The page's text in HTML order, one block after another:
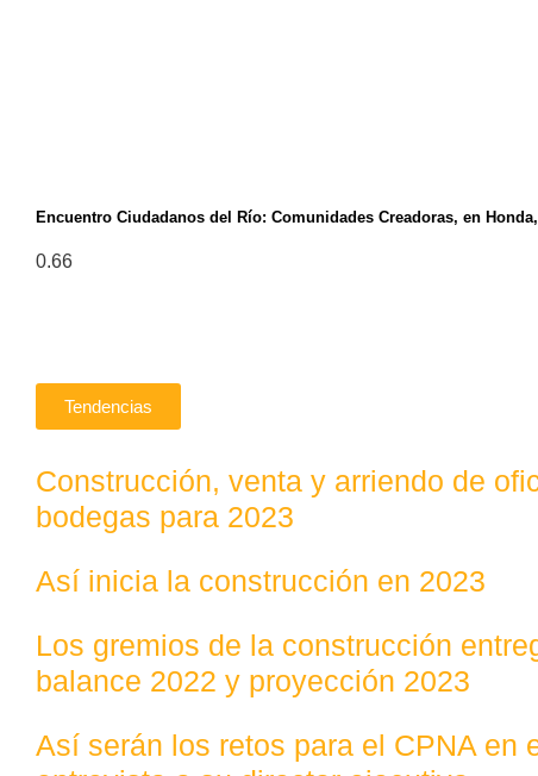
Encuentro Ciudadanos del Río: Comunidades Creadoras, en
Tendencias
Construcción, venta y arriendo de
bodegas para 2023
Así inicia la construcción en 2023
Los gremios de la construcción
balance 2022 y proyección 2023
Así serán los retos para el CPNA en